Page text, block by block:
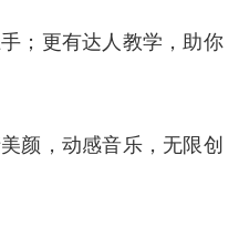
；更有达人教学，助你
颜，动感音乐，无限创